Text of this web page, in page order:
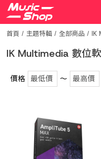
首頁 主題特輯 全部商品 IK
IK Multimedia 數位
價格 ～